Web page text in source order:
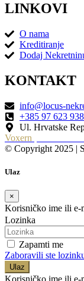
LINKOVI
O nama
Kreditiranje
Dodaj
KONTAKT
info@locus-
+385 97 623
Ul. Hrvatske
Voxern
© Copyright 2025 |
Ulaz
×
Korisničko ime ili e-
Lozinka
Zapamti me
Zaboravili ste
Ulaz
Korisničko ime ili e-